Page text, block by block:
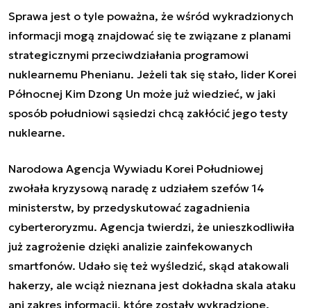
Sprawa jest o tyle poważna, że wśród wykradzionych
informacji mogą znajdować się te związane z planami
strategicznymi przeciwdziałania programowi
nuklearnemu Phenianu. Jeżeli tak się stało, lider Korei
Północnej Kim Dzong Un może już wiedzieć, w jaki
sposób południowi sąsiedzi chcą zakłócić jego testy
nuklearne.
Narodowa Agencja Wywiadu Korei Południowej
zwołała kryzysową naradę z udziałem szefów 14
ministerstw, by przedyskutować zagadnienia
cyberteroryzmu. Agencja twierdzi, że unieszkodliwiła
już zagrożenie dzięki analizie zainfekowanych
smartfonów. Udało się też wyśledzić, skąd atakowali
hakerzy, ale wciąż nieznana jest dokładna skala ataku
ani zakres informacji, które zostały wykradzione.